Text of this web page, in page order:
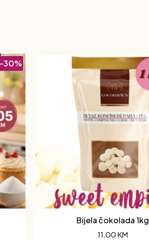
-30%
Bijela čokolada 1kg
11,00 KM